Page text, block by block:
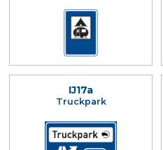
IJ17a
Truckpark